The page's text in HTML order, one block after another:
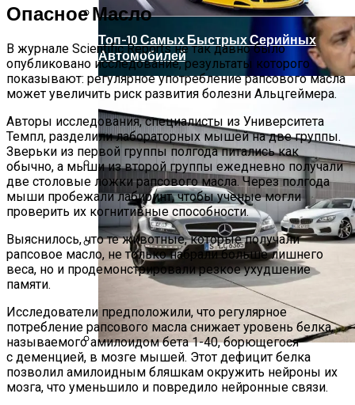
Эксперты Рассказали, Кому Особенно
Полезно Есть Мандарины
Зеленский Летит На Встречу С
Эрдоганом И Варфоломеем
Топ-10 Самых Быстрых Серийных
Автомобилей
Названы Подержанные Автомобили
Из Европы, Которые Чаще Всего
Покупают Украинцы
Опасное Масло
В журнале Scientific Reports не так давно было
опубликовано исследование, результаты которого
показывают: регулярное употребление рапсового масла
может увеличить риск развития болезни Альцгеймера.
Авторы исследования, специалисты из Университета
Темпл, разделили лабораторных мышей на две группы.
Зверьки из первой группы полгода питались как
обычно, а мыши из второй группы ежедневно получали
две столовые ложки рапсового масла. Через полгода
мыши пробежали лабиринт, чтобы ученые могли
проверить их когнитивные способности.
Выяснилось, что те животные, которые получали
рапсовое масло, не только набрали больше лишнего
веса, но и продемонстрировали резкое ухудшение
памяти.
Исследователи предположили, что регулярное
потребление рапсового масла снижает уровень белка,
называемого амилоидом бета 1-40, борющегося
с деменцией, в мозге мышей. Этот дефицит белка
позволил амилоидным бляшкам окружить нейроны их
мозга, что уменьшило и повредило нейронные связи.